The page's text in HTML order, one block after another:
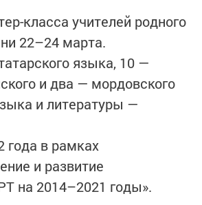
класса учителей родного
22–24 марта.
языка, 10 —
и два — мордовского
и литературы —
года в рамках
и развитие
на 2014–2021 годы».